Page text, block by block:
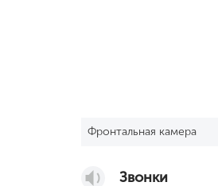
Фронтальная камера
Звонки